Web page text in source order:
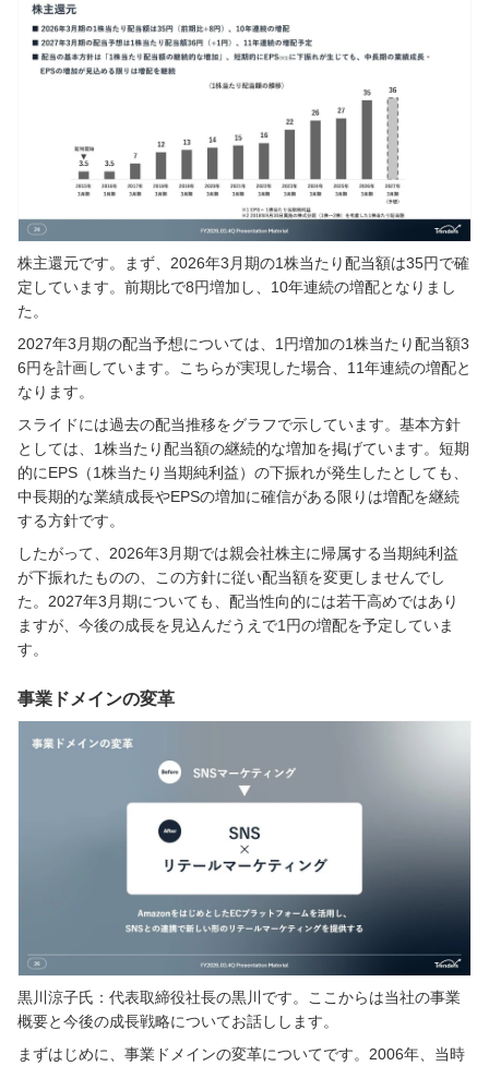
株主還元です。まず、2026年3月期の1株当たり配当額は35円で確
定しています。前期比で8円増加し、10年連続の増配となりまし
た。
2027年3月期の配当予想については、1円増加の1株当たり配当額3
6円を計画しています。こちらが実現した場合、11年連続の増配と
なります。
スライドには過去の配当推移をグラフで示しています。基本方針
としては、1株当たり配当額の継続的な増加を掲げています。短期
的にEPS（1株当たり当期純利益）の下振れが発生したとしても、
中長期的な業績成長やEPSの増加に確信がある限りは増配を継続
する方針です。
したがって、2026年3月期では親会社株主に帰属する当期純利益
が下振れたものの、この方針に従い配当額を変更しませんでし
た。2027年3月期についても、配当性向的には若干高めではあり
ますが、今後の成長を見込んだうえで1円の増配を予定していま
す。
事業ドメインの変革
黒川涼子氏：代表取締役社長の黒川です。ここからは当社の事業
概要と今後の成長戦略についてお話しします。
まずはじめに、事業ドメインの変革についてです。2006年、当時